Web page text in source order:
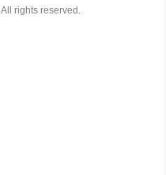
All rights reserved.